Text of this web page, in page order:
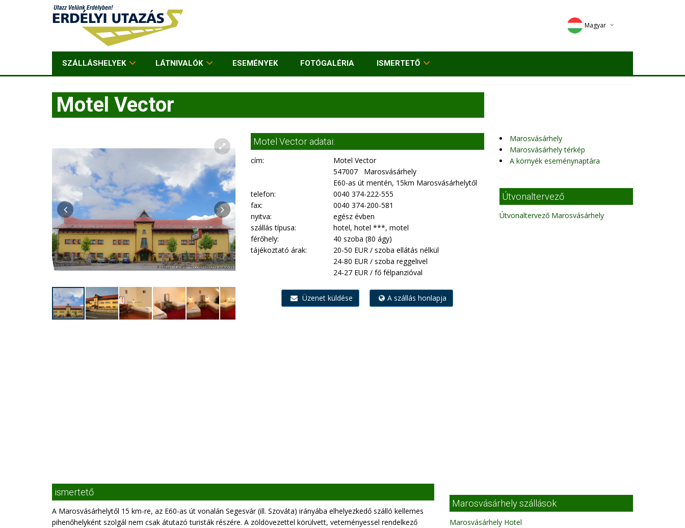
Magyar
Deutsch
SZÁLLÁSHELYEK LÁTNIVALÓK ESEMÉNYEK FOTÓGALÉRIA ISMERTETŐ
Motel Vector
Motel Vector adatai:
cím:
Motel Vector
547007 Marosvásárhely
E60-as út mentén, 15km Marosvásárhelytől
telefon:
0040 374-222-555
fax:
0040 374-200-581
nyitva:
egész évben
szállás típusa:
hotel, hotel ***, motel
férőhely:
40 szoba (80 ágy)
tájékoztató árak:
20-50 EUR / szoba ellátás nélkül
24-80 EUR / szoba reggelivel
24-27 EUR / fő félpanzióval
Üzenet küldése A szállás honlapja
Marosvásárhely
Marosvásárhely térkép
A környék eseménynaptára
Útvonaltervező
Útvonaltervező Marosvásárhely
ismertető
A Marosvásárhelytől 15 km-re, az E60-as út vonalán Segesvár (ill. Szováta) irányába elhelyezkedő szálló kellemes
pihenőhelyként szolgál nem csak átutazó turisták részére. A zöldövezettel körülvett, veteményessel rendelkező
Marosvásárhely szállások
Marosvásárhely Hotel